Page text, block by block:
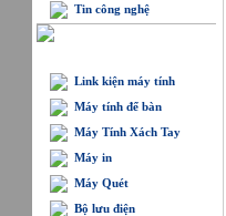
Tin công nghệ
Link kiện máy tính
Máy tính để bàn
Máy Tính Xách Tay
Máy in
Máy Quét
Bộ lưu điện